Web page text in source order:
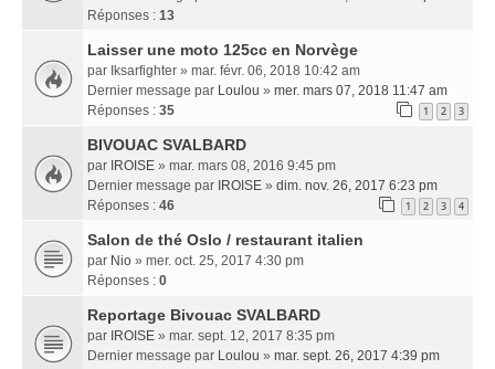
Réponses : 13
Laisser une moto 125cc en Norvège
par Iksarfighter » mar. févr. 06, 2018 10:42 am
Dernier message par Loulou » mer. mars 07, 2018 11:47 am
Réponses : 35 1 2 3
BIVOUAC SVALBARD
par IROISE » mar. mars 08, 2016 9:45 pm
Dernier message par IROISE » dim. nov. 26, 2017 6:23 pm
Réponses : 46 1 2 3 4
Salon de thé Oslo / restaurant italien
par Nio » mer. oct. 25, 2017 4:30 pm
Réponses : 0
Reportage Bivouac SVALBARD
par IROISE » mar. sept. 12, 2017 8:35 pm
Dernier message par Loulou » mar. sept. 26, 2017 4:39 pm